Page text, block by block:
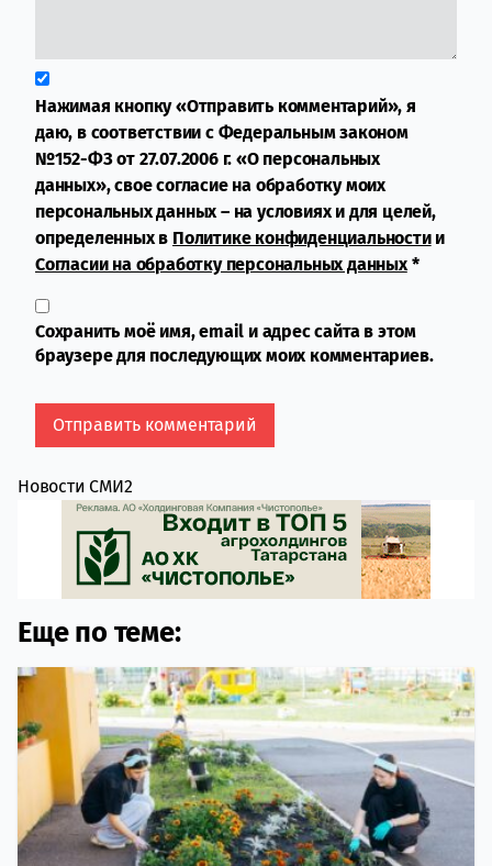
Нажимая кнопку «Отправить комментарий», я
даю, в соответствии с Федеральным законом
№152-ФЗ от 27.07.2006 г. «О персональных
данных», свое согласие на обработку моих
персональных данных – на условиях и для целей,
определенных в Политике конфиденциальностии
Согласии на обработку персональных данных*
Сохранить моё имя, email и адрес сайта в этом
браузере для последующих моих комментариев.
Новости СМИ2
Еще по теме: